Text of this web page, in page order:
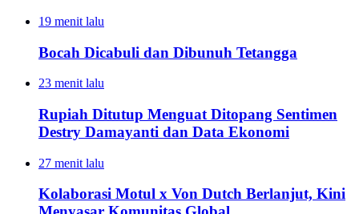
19 menit lalu
Bocah Dicabuli dan Dibunuh Tetangga
23 menit lalu
Rupiah Ditutup Menguat Ditopang Sentimen
Destry Damayanti dan Data Ekonomi
27 menit lalu
Kolaborasi Motul x Von Dutch Berlanjut, Kini